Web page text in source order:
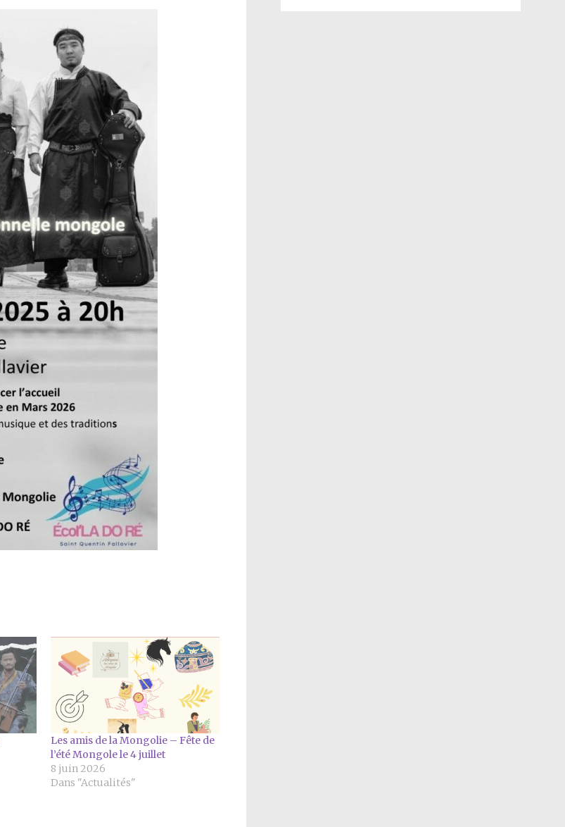
Les amis de la Mongolie – Fête de
l’été Mongole le 4 juillet
8 juin 2026
Dans "Actualités"